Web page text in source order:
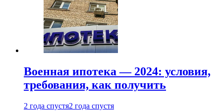
Военная ипотека — 2024: условия,
требования, как получить
2 года спустя2 года спустя